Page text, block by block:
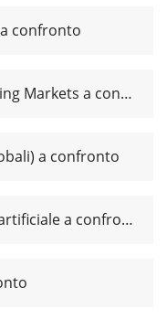
a confronto
ETF sull'MSCI Emerging Markets a confronto
a confronto
ETF sull’intelligenza artificiale a confronto